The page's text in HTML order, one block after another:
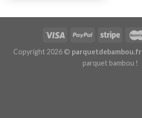
Copyright 2026 © parquetdebambou.fr
parquet bambou !